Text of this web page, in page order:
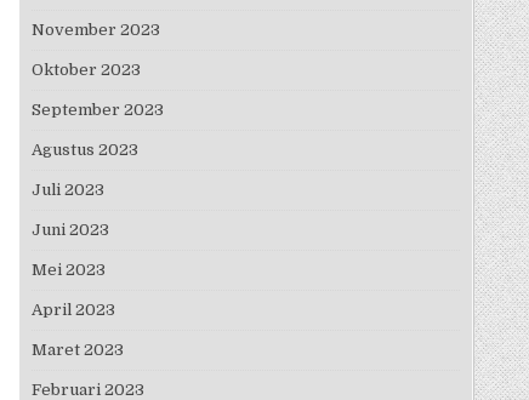
November 2023
Oktober 2023
September 2023
Agustus 2023
Juli 2023
Juni 2023
Mei 2023
April 2023
Maret 2023
Februari 2023